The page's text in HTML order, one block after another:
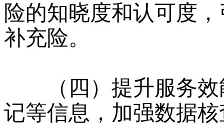
险的知晓度和认可度
补充险。
（四）提升服务效
记等信息，加强数据